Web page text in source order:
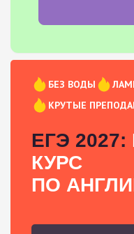
БЕЗ ВОДЫ
КРУТЫЕ
ЕГЭ 2027:
КУРС
ПО